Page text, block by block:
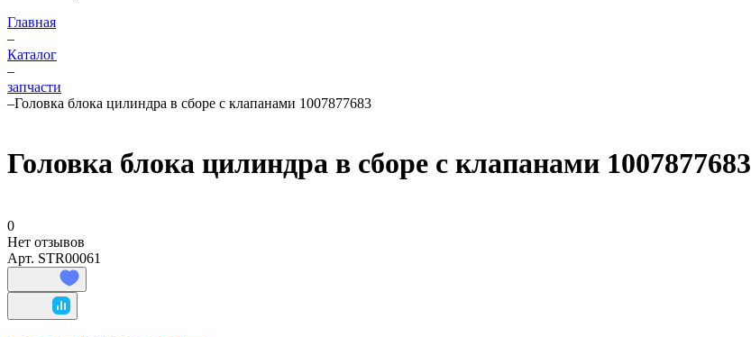
Главная
–
Каталог
–
запчасти
–Головка блока цилиндра в сборе с клапанами 1007877683
Головка блока цилиндра в сборе с клапанами 1007877683
0
Нет отзывов
Арт. STR00061